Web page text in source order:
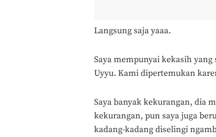
Langsung saja yaaa.
Saya mempunyai kekasih
Uyyu. Kami dipertemukan
Saya banyak kekurangan, dia
kekurangan, pun saya juga
kadang-kadang diselingi